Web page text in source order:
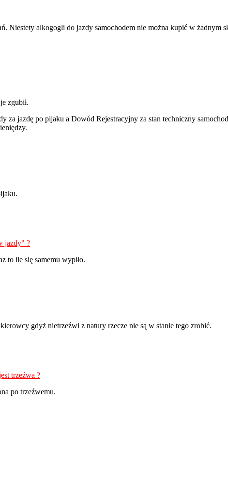
Niestety alkogogli do jazdy samochodem nie można kupić w żadnym
zgubił.
za jazdę po pijaku a Dowód Rejestracyjny za stan techniczny
jazdy" ?
to ile się samemu wypiło.
gdyż nietrzeźwi z natury rzecze nie są w stanie tego zrobić.
trzeźwa ?
po trzeźwemu.